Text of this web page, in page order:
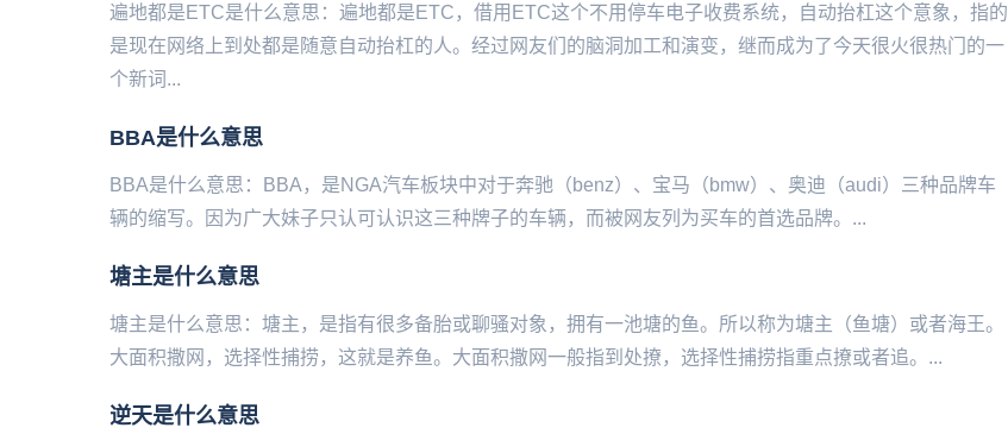
遍地都是ETC是什么意思：遍地都是ETC，借用ETC这个不用停车电子收费系统，自动抬杠这个意象，指的
是现在网络上到处都是随意自动抬杠的人。经过网友们的脑洞加工和演变，继而成为了今天很火很热门的一
个新词...
BBA是什么意思
BBA是什么意思：BBA，是NGA汽车板块中对于奔驰（benz）、宝马（bmw）、奥迪（audi）三种品牌车
辆的缩写。因为广大妹子只认可认识这三种牌子的车辆，而被网友列为买车的首选品牌。...
塘主是什么意思
塘主是什么意思：塘主，是指有很多备胎或聊骚对象，拥有一池塘的鱼。所以称为塘主（鱼塘）或者海王。
大面积撒网，选择性捕捞，这就是养鱼。大面积撒网一般指到处撩，选择性捕捞指重点撩或者追。...
逆天是什么意思